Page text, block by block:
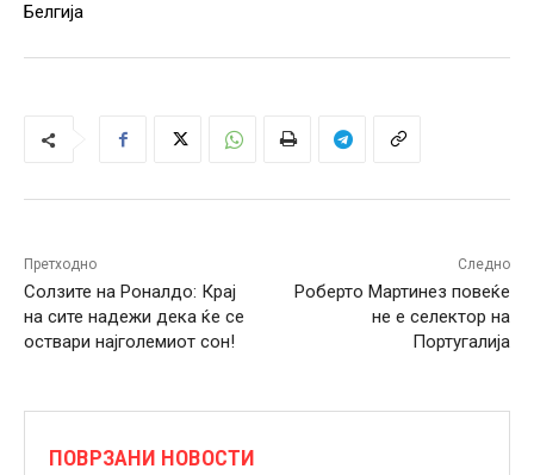
Белгија
Претходно
Солзите на Роналдо: Крај
на сите надежи дека ќе се
оствари најголемиот сон!
Следно
Роберто Мартинез повеќе
не е селектор на
Португалија
ПОВРЗАНИ НОВОСТИ